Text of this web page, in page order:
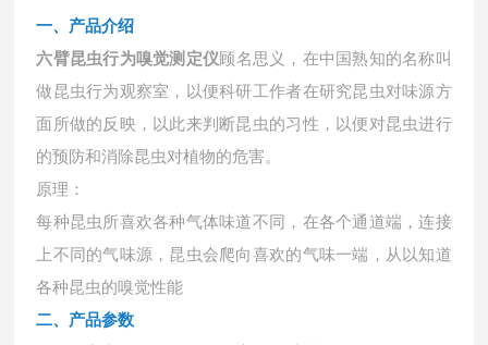
一、产品介绍
六臂昆虫行为嗅觉测定仪 顾名思义，在中国熟知的名称叫
做昆虫行为观察室，以便科研工作者在研究昆虫对味源方
面所做的反映，以此来判断昆虫的习性，以便对昆虫进行
的预防和消除昆虫对植物的危害。
原理：
每种昆虫所喜欢各种气体味道不同，在各个通道端，连接
上不同的气味源，昆虫会爬向喜欢的气味一端，从以知道
各种昆虫的嗅觉性能
二、产品参数